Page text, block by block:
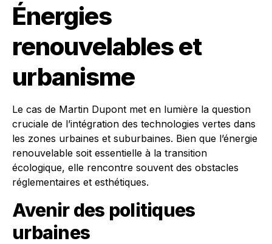
Énergies
renouvelables et
urbanisme
Le cas de Martin Dupont met en lumière la question
cruciale de l’intégration des technologies vertes dans
les zones urbaines et suburbaines. Bien que l’énergie
renouvelable soit essentielle à la transition
écologique, elle rencontre souvent des obstacles
réglementaires et esthétiques.
Avenir des politiques
urbaines